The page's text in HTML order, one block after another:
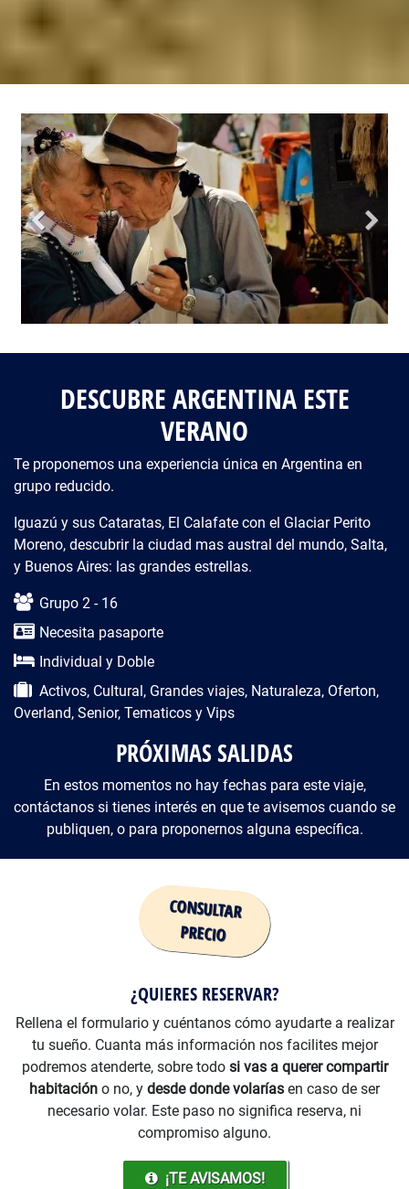
Fotos del viaje
Galería
DESCUBRE ARGENTINA ESTE
VERANO
Te proponemos una experiencia única en Argentina en
grupo reducido.
Iguazú y sus Cataratas, El Calafate con el Glaciar Perito
Moreno, descubrir la ciudad mas austral del mundo, Salta,
y Buenos Aires: las grandes estrellas.
Descripción del viaje
Grupo 2 - 16
Necesita pasaporte
Individual y Doble
Activos, Cultural, Grandes viajes, Naturaleza, Oferton,
Overland, Senior, Tematicos y Vips
PRÓXIMAS SALIDAS
En estos momentos no hay fechas para este viaje,
contáctanos si tienes interés en que te avisemos cuando se
publiquen, o para proponernos alguna específica.
¿QUIERES RESERVAR?
Rellena el formulario y cuéntanos cómo ayudarte a realizar
tu sueño. Cuanta más información nos facilites mejor
podremos atenderte, sobre todo si vas a querer compartir
habitación o no, y desde donde volarías en caso de ser
necesario volar. Este paso no significa reserva, ni
compromiso alguno.
¡TE AVISAMOS!